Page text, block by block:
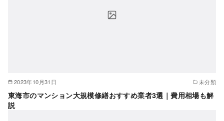
2023年10月31日 未分類
東海市のマンション大規模修繕おすすめ業者3選｜費用相場も解
説